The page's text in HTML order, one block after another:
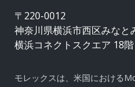
〒220-0012
神奈川県横浜市西区みなと
横浜コネクトスクエア 18階
モレックスは、米国における